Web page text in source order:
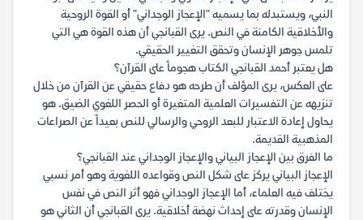
النبي، ويستبدله بما يسميه "الإعجاز الوجداني" أو القوة الروحية
والأخلاقية الكامنة في النص. يرى القبانجي أن هذه القوة هي التي
تلمس جوهر الإنسان وتحقق التغيير الحقيقي.
هل يعتبر أحمد القبانجي الكتاب هجوماً على القرآن؟
على العكس، يرى المؤلف أن طرحه هو دفاع حقيقي عن القرآن من خلال
تنزيهه عن التفسيرات العلمية المتغيرة أو الحصر اللغوي الضيق. هو
يحاول إعادة الاعتبار للبعد الروحي والرسالي للنص بعيداً عن الصراعات
المذهبية القديمة.
ما الفرق بين الإعجاز البياني والإعجاز الوجداني عند القبانجي؟
الإعجاز البياني يركز على شكل النص وقواعده اللغوية وهو أمر نسبي
يختلف فيه العلماء، أما الإعجاز الوجداني فهو أثر النص في نفس
الإنسان وقدرته على إحداث نهضة أخلاقية. يرى القبانجي أن الثاني هو